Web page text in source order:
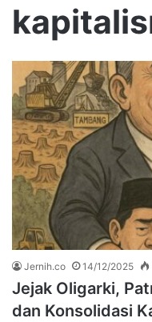
Jernih.co 14/12/2025
Jejak Oligarki,
dan Konsolidasi